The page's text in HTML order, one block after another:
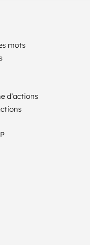
mots
d’actions